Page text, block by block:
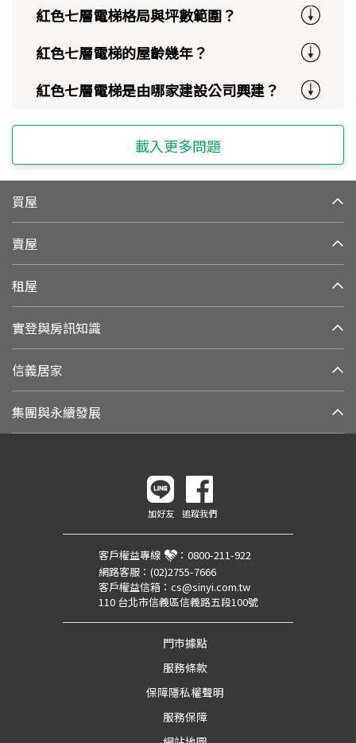
紅色七層電梯格局與坪數範圍？
紅色七層電梯的屋齡幾年？
紅色七層電梯是由哪家建設公司興建？
載入更多問題
買屋
賣屋
租屋
實登與房訊知識
信義居家
集團與永續發展
加好友 追蹤我們
客戶權益專線 ： 0800-211-922
網路客服： (02)2755-7666
客戶權益信箱： cs@sinyi.com.tw
110 台北市信義區信義路五段100號
門市據點
服務條款
保障隱私權聲明
服務保障